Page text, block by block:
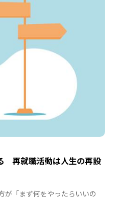
再就職活動は人生の再設
が「まず何をやったらいいの